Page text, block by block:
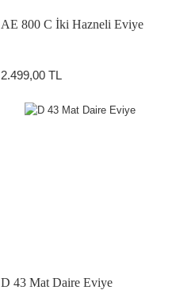
AE 800 C İki Hazneli Eviye
2.499,00 TL
D 43 Mat Daire Eviye